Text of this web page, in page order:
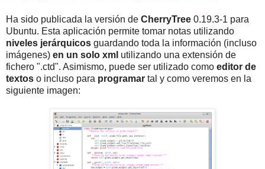
Ha sido publicada la versión de CherryTree 0.19.3-1 para
Ubuntu. Esta aplicación permite tomar notas utilizando
niveles jerárquicos guardando toda la información (incluso
imágenes) en un solo xml utilizando una extensión de
fichero ".ctd". Asimismo, puede ser utilizado como editor de
textos o incluso para programar tal y como veremos en la
siguiente imagen: